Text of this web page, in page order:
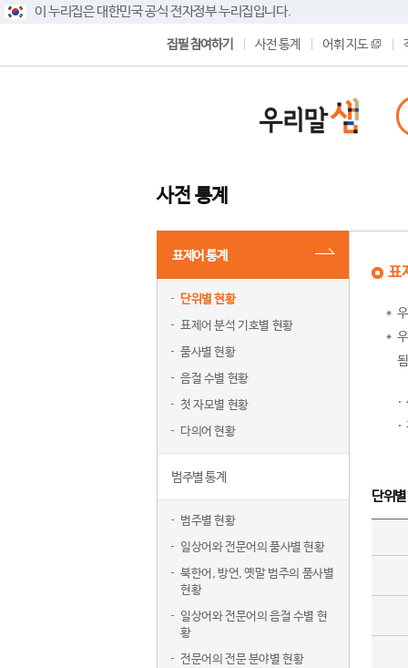
이 누리집은 대한민국 공식 전자정부 누리집입니다.
집필 참여하기 사전 통계 어휘 지도
사전 통계
표제어 통계
단위별 현황
표제어 분석 기호별 현황
품사별 현황
음절 수별 현황
첫 자모별 현황
다의어 현황
범주별 통계
범주별 현황
일상어와 전문어의 품사별 현황
북한어, 방언, 옛말 범주의 품사별
현황
일상어와 전문어의 음절 수별 현
황
전문어의 전문 분야별 현황
표
단위